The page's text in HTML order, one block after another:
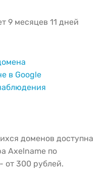
9 месяцев 11 дней
в Google
доменов доступна
Axelname по
от 300 рублей.